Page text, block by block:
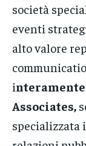
società
eventi
alto valore
i
Associates,
specializzata